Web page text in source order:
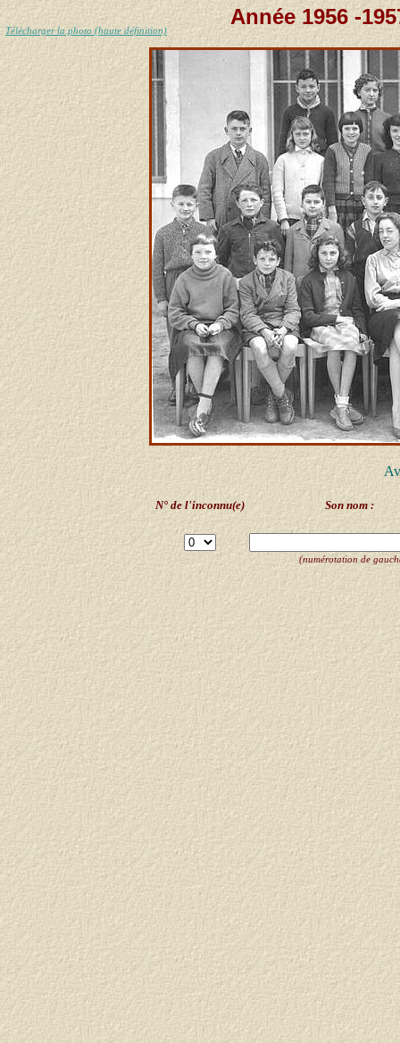
Télécharger la photo (haute définition)
Année 1956 -
N° de l'inconnu(e) Son nom :
(numérotation de